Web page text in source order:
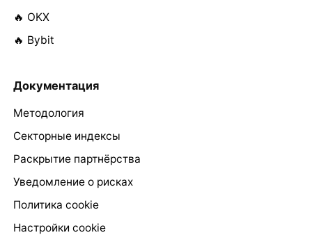
🔥 OKX
🔥 Bybit
Документация
Методология
Секторные индексы
Раскрытие партнёрства
Уведомление о рисках
Политика cookie
Настройки cookie